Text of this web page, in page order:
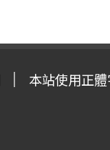
本站使用正